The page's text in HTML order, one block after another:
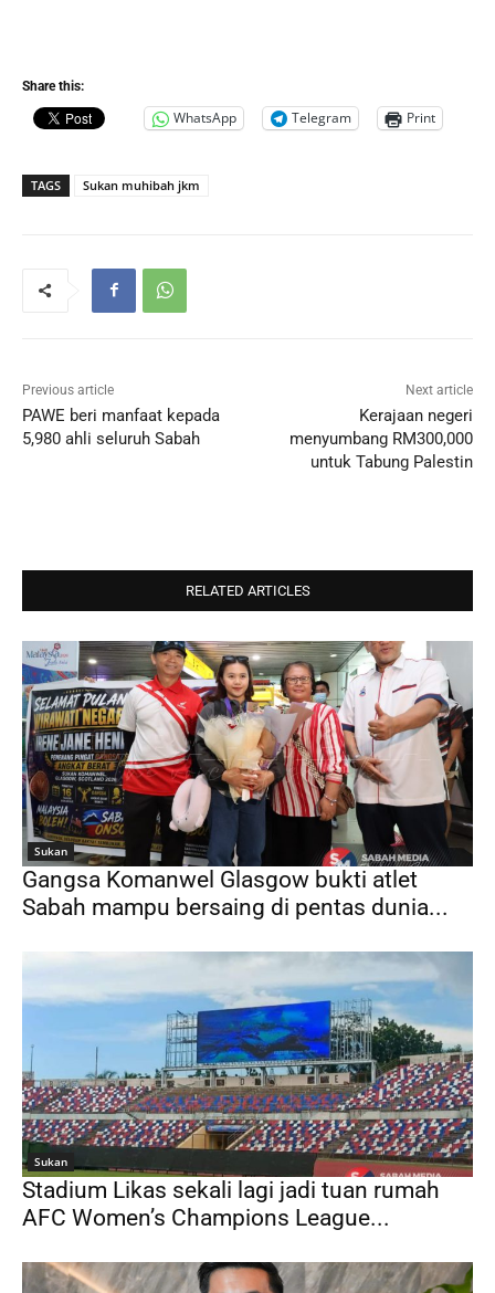
Share this:
WhatsApp Telegram Print
TAGS Sukan muhibah jkm
Previous article
PAWE beri manfaat kepada
5,980 ahli seluruh Sabah
Next article
Kerajaan negeri
menyumbang RM300,000
untuk Tabung Palestin
RELATED ARTICLES
Sukan
Gangsa Komanwel Glasgow bukti atlet
Sabah mampu bersaing di pentas dunia...
Sukan
Stadium Likas sekali lagi jadi tuan rumah
AFC Women’s Champions League...